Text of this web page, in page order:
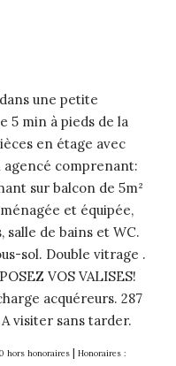
une petite
5 min à pieds de la
en étage avec
comprenant:
sur balcon de 5m²
et équipée,
salle de bains et WC.
sol. Double vitrage .
VOS VALISES!
acquéreurs. 287
visiter sans tarder.
hors honoraires | Honoraires :